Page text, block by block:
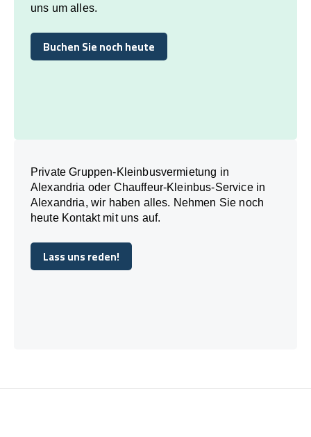
uns um alles.
Buchen Sie noch heute
Buchen Sie noch heute
Private Gruppen-Kleinbusvermietung in
Alexandria oder Chauffeur-Kleinbus-Service in
Alexandria, wir haben alles. Nehmen Sie noch
heute Kontakt mit uns auf.
Lass uns reden!
Lass uns reden!